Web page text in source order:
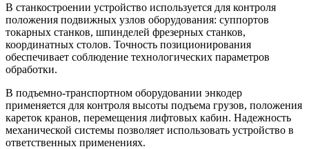
В станкостроении устройство используется для контроля
положения подвижных узлов оборудования: суппортов
токарных станков, шпинделей фрезерных станков,
координатных столов. Точность позиционирования
обеспечивает соблюдение технологических параметров
обработки.
В подъемно-транспортном оборудовании энкодер
применяется для контроля высоты подъема грузов, положения
кареток кранов, перемещения лифтовых кабин. Надежность
механической системы позволяет использовать устройство в
ответственных применениях.